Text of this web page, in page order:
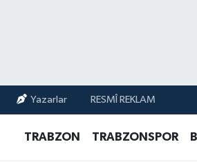
Yazarlar RESMÎ REKLAM
TRABZON TRABZONSPOR